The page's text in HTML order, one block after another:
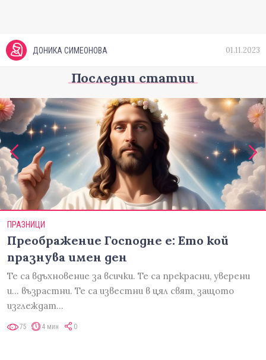
ДОНИКА СИМЕОНОВА 01.11.2023
Последни статии
ПРАЗНИЦИ
Преображение Господне е: Ето кой
празнува имен ден
Те са вдъхновение за всички. Те са прекрасни, уверени
и... възрастни. Те са известни в цял свят, защото
изглеждат…
75 4 мин 0